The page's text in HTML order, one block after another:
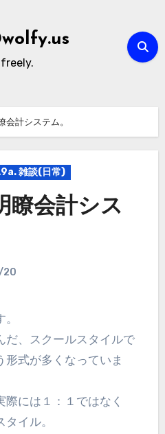
会計システム。
雑談(日常)
瞭会計シス
20
だ、スクールスタイルで
形式が多くなっていま
には１：１ではなく
イル。